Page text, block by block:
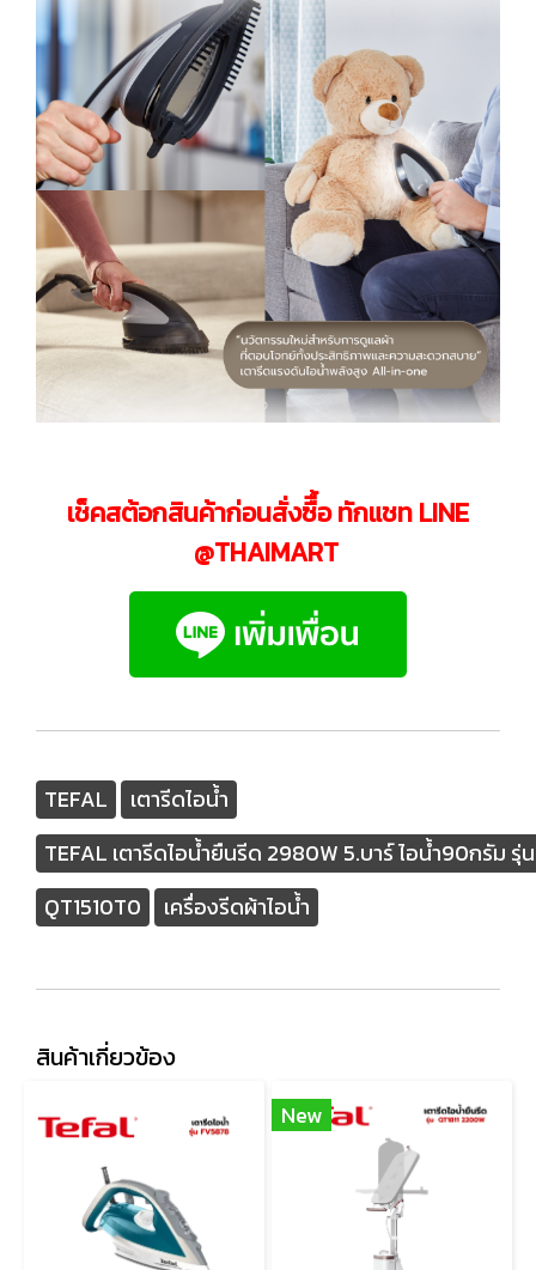
เช็คสต้อกสินค้าก่อนสั่งซืื้อ ทักแชท LINE
@THAIMART
TEFAL
เตารีดไอน้ำ
TEFAL เตารีดไอน้ำยืนรีด 2980W 5.บาร์ ไอน้ำ90กรัม รุ่
QT1510T0
เครื่องรีดผ้าไอน้ำ
สินค้าเกี่ยวข้อง
New